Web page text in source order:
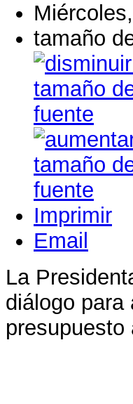
tamaño
Imprimir
Email
La
diálogo para